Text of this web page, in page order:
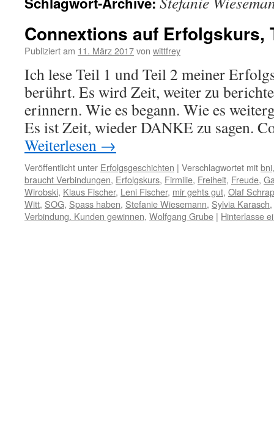
Connextions auf Erfolgskurs,
Publiziert am 11. März 2017von wittfrey
Ich lese Teil 1 und Teil 2 meiner
berührt. Es wird Zeit, weiter zu
erinnern. Wie es begann. Wie es
Es ist Zeit, wieder DANKE zu sagen.
Weiterlesen →
Veröffentlicht unter Erfolgsgeschichten | Verschlagwortet mitbni
braucht Verbindungen, Erfolgskurs, Firmilie, Freiheit, Freude,
Wirobski, Klaus Fischer, Leni Fischer, mir gehts gut, Olaf
Witt, SOG, Spass haben, Stefanie Wiesemann, Sylvia Karasch,
Verbindung. Kunden gewinnen, Wolfgang Grube | Hinterlasse